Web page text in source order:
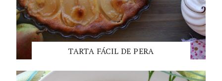
TARTA FÁCIL DE PERA